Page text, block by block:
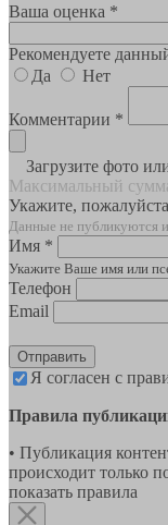
Ваша оценка *
Рекомендуете
Да
Нет
Комментарии *
Загрузите фото
Максимальный
Укажите,
Данные не публикуются
Имя *
Укажите Ваше имя или
Телефон
Email
Отправить
Я согласен с
Правила
• Публикация
происходит только
показать правила